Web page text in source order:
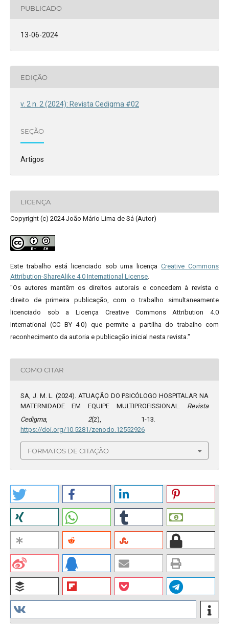
PUBLICADO
13-06-2024
EDIÇÃO
v. 2 n. 2 (2024): Revista Cedigma #02
SEÇÃO
Artigos
LICENÇA
Copyright (c) 2024 João Mário Lima de Sá (Autor)
Este trabalho está licenciado sob uma licençaCreative Commons
Attribution-ShareAlike 4.0 International License.
"Os autores mantêm os direitos autorais e concedem à revista o
direito de primeira publicação, com o trabalho simultaneamente
licenciado sob a Licença Creative Commons Attribution 4.0
International (CC BY 4.0) que permite a partilha do trabalho com
reconhecimento da autoria e publicação inicial nesta revista."
COMO CITAR
SA, J. M. L. (2024). ATUAÇÃO DO PSICÓLOGO HOSPITALAR NA
MATERNIDADE EM EQUIPE MULTIPROFISSIONAL. Revista
Cedigma, 2(2), 1-13.
https://doi.org/10.5281/zenodo.12552926
FORMATOS DE CITAÇÃO